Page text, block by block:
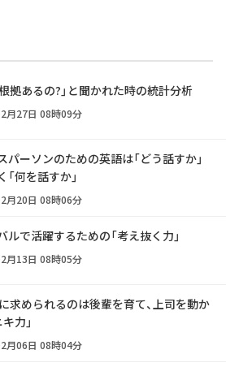
根拠あるの?」と聞かれた時の統計分析
月27日 08時09分
パーソンのための英語は「どう話すか」
「何を話すか」
月20日 08時06分
ルで活躍するための「考え抜く力」
月13日 08時05分
求められるのは後輩を育て、上司を動か
力」
月06日 08時04分